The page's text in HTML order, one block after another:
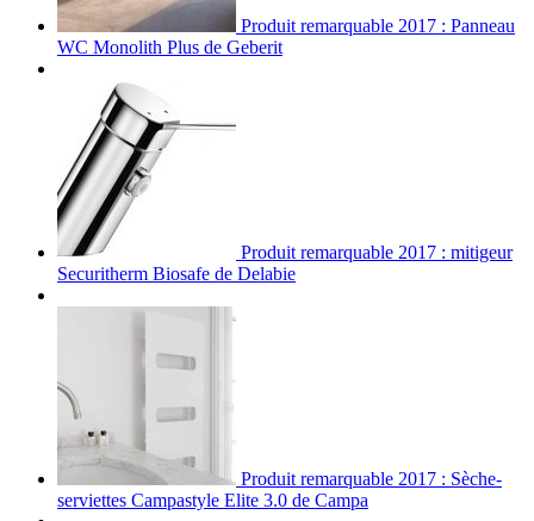
Produit remarquable 2017 : Panneau
WC Monolith Plus de Geberit
Produit remarquable 2017 : mitigeur
Securitherm Biosafe de Delabie
Produit remarquable 2017 : Sèche-
serviettes Campastyle Elite 3.0 de Campa